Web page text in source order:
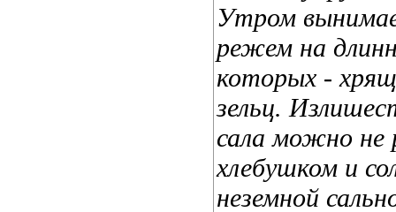
Утром
режем на
которых -
зельц.
сала можно не
хлебушком и
неземной